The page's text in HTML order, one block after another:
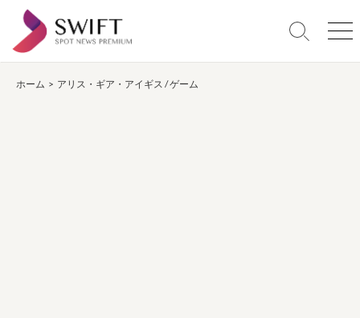
テ
検
メ
ホーム > アリス・ギア・アイギス /ゲーム